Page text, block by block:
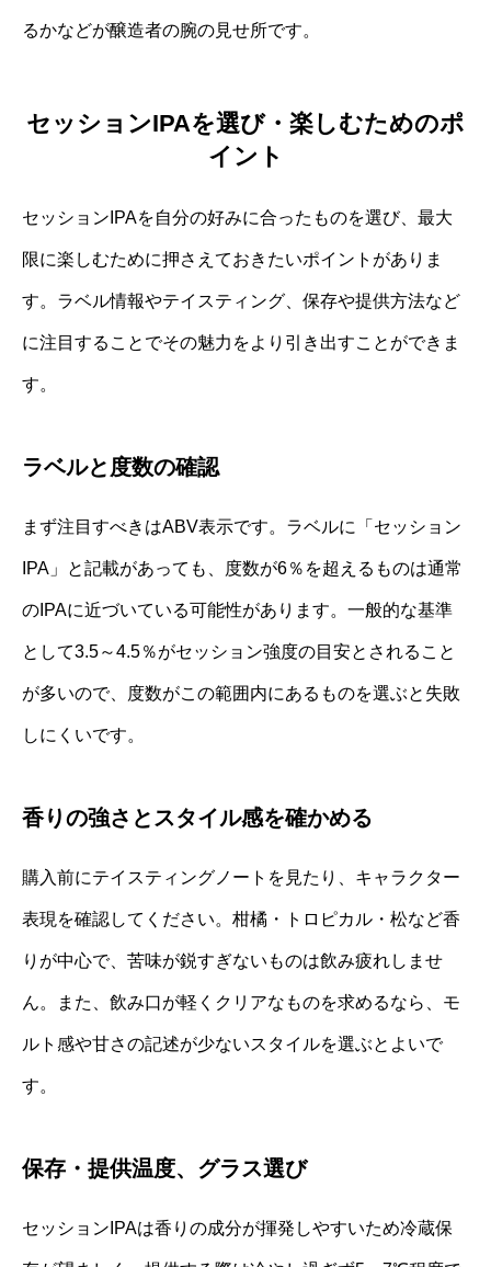
るかなどが醸造者の腕の見せ所です。
セッションIPAを選び・楽しむためのポ
イント
セッションIPAを自分の好みに合ったものを選び、最大
限に楽しむために押さえておきたいポイントがありま
す。ラベル情報やテイスティング、保存や提供方法など
に注目することでその魅力をより引き出すことができま
す。
ラベルと度数の確認
まず注目すべきはABV表示です。ラベルに「セッション
IPA」と記載があっても、度数が6％を超えるものは通常
のIPAに近づいている可能性があります。一般的な基準
として3.5～4.5％がセッション強度の目安とされること
が多いので、度数がこの範囲内にあるものを選ぶと失敗
しにくいです。
香りの強さとスタイル感を確かめる
購入前にテイスティングノートを見たり、キャラクター
表現を確認してください。柑橘・トロピカル・松など香
りが中心で、苦味が鋭すぎないものは飲み疲れしませ
ん。また、飲み口が軽くクリアなものを求めるなら、モ
ルト感や甘さの記述が少ないスタイルを選ぶとよいで
す。
保存・提供温度、グラス選び
セッションIPAは香りの成分が揮発しやすいため冷蔵保